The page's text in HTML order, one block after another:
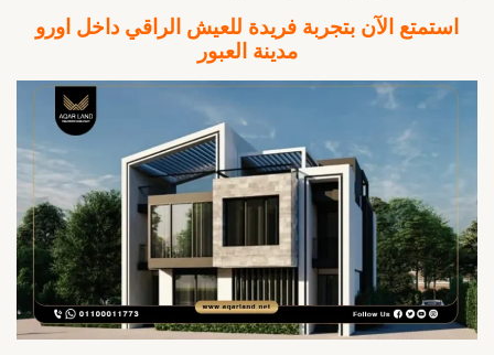
استمتع الآن بتجربة فريدة للعيش الراقي داخل اورو
مدينة العبور